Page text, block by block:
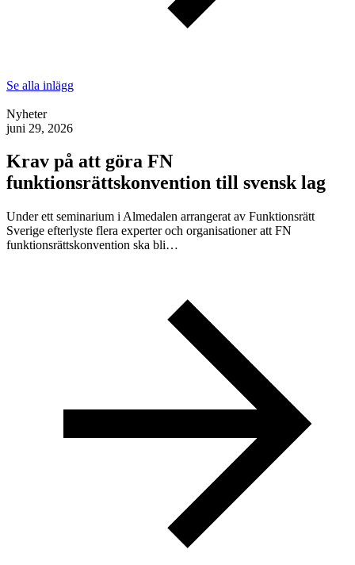
Se alla inlägg
Nyheter
juni 29, 2026
Krav på att göra FN
funktionsrättskonvention till svensk lag
Under ett seminarium i Almedalen arrangerat av Funktionsrätt
Sverige efterlyste flera experter och organisationer att FN
funktionsrättskonvention ska bli…